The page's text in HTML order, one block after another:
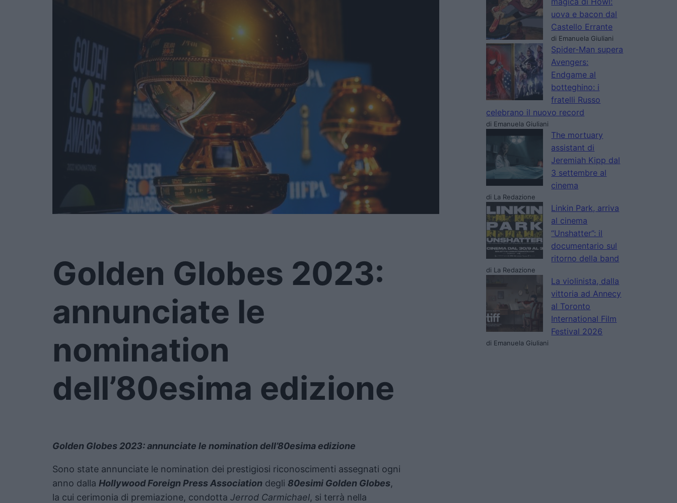
Golden Globes 2023:
annunciate le
nomination
dell’80esima edizione
Golden Globes 2023: annunciate le nomination dell’80esima edizione
Sono state annunciate le nomination dei prestigiosi riconoscimenti assegnati ogni
anno dalla Hollywood Foreign Press Association degli 80esimi Golden Globes,
la cui cerimonia di premiazione, condotta Jerrod Carmichael, si terrà nella
uova e bacon dal
Castello Errante
di Emanuela Giuliani
Spider-Man supera
Avengers:
Endgame al
botteghino: i
fratelli Russo
celebrano il nuovo record
di Emanuela Giuliani
The mortuary
assistant di
Jeremiah Kipp dal
3 settembre al
cinema
di La Redazione
Linkin Park, arriva
al cinema
“Unshatter”: il
documentario sul
ritorno della band
di La Redazione
La violinista, dalla
vittoria ad Annecy
al Toronto
International Film
Festival 2026
di Emanuela Giuliani